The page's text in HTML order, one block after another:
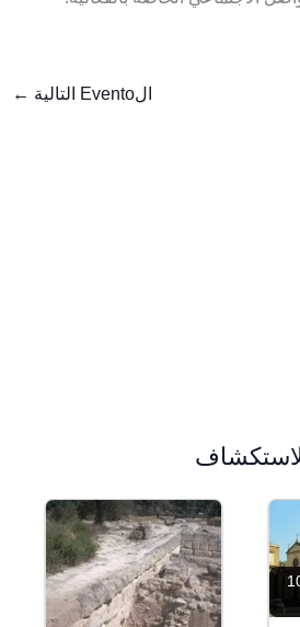
الEvento التالية ←
واحد: 10